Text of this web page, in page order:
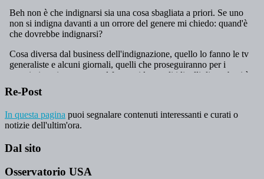
Re-Post
In questa pagina puoi segnalare contenuti interessanti e curati o
notizie dell'ultim'ora.
Dal sito
Osservatorio USA